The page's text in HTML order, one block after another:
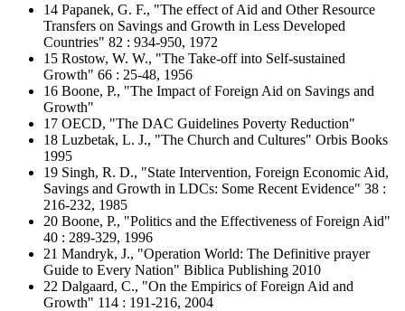
14 Papanek, G. F., "The effect of Aid and Other Resource
Transfers on Savings and Growth in Less Developed
Countries" 82 : 934-950, 1972
15 Rostow, W. W., "The Take-off into Self-sustained
Growth" 66 : 25-48, 1956
16 Boone, P., "The Impact of Foreign Aid on Savings and
Growth"
17 OECD, "The DAC Guidelines Poverty Reduction"
18 Luzbetak, L. J., "The Church and Cultures" Orbis Books
1995
19 Singh, R. D., "State Intervention, Foreign Economic Aid,
Savings and Growth in LDCs: Some Recent Evidence" 38 :
216-232, 1985
20 Boone, P., "Politics and the Effectiveness of Foreign Aid"
40 : 289-329, 1996
21 Mandryk, J., "Operation World: The Definitive prayer
Guide to Every Nation" Biblica Publishing 2010
22 Dalgaard, C., "On the Empirics of Foreign Aid and
Growth" 114 : 191-216, 2004